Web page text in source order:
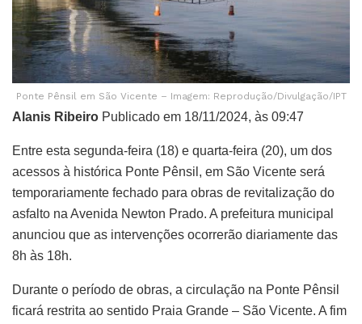
Ponte Pênsil em São Vicente – Imagem: Reprodução/Divulgação/IPT
Alanis Ribeiro Publicado em 18/11/2024, às 09:47
Entre esta segunda-feira (18) e quarta-feira (20), um dos
acessos à histórica Ponte Pênsil, em São Vicente será
temporariamente fechado para obras de revitalização do
asfalto na Avenida Newton Prado. A prefeitura municipal
anunciou que as intervenções ocorrerão diariamente das
8h às 18h.
Durante o período de obras, a circulação na Ponte Pênsil
ficará restrita ao sentido Praia Grande – São Vicente. A fim